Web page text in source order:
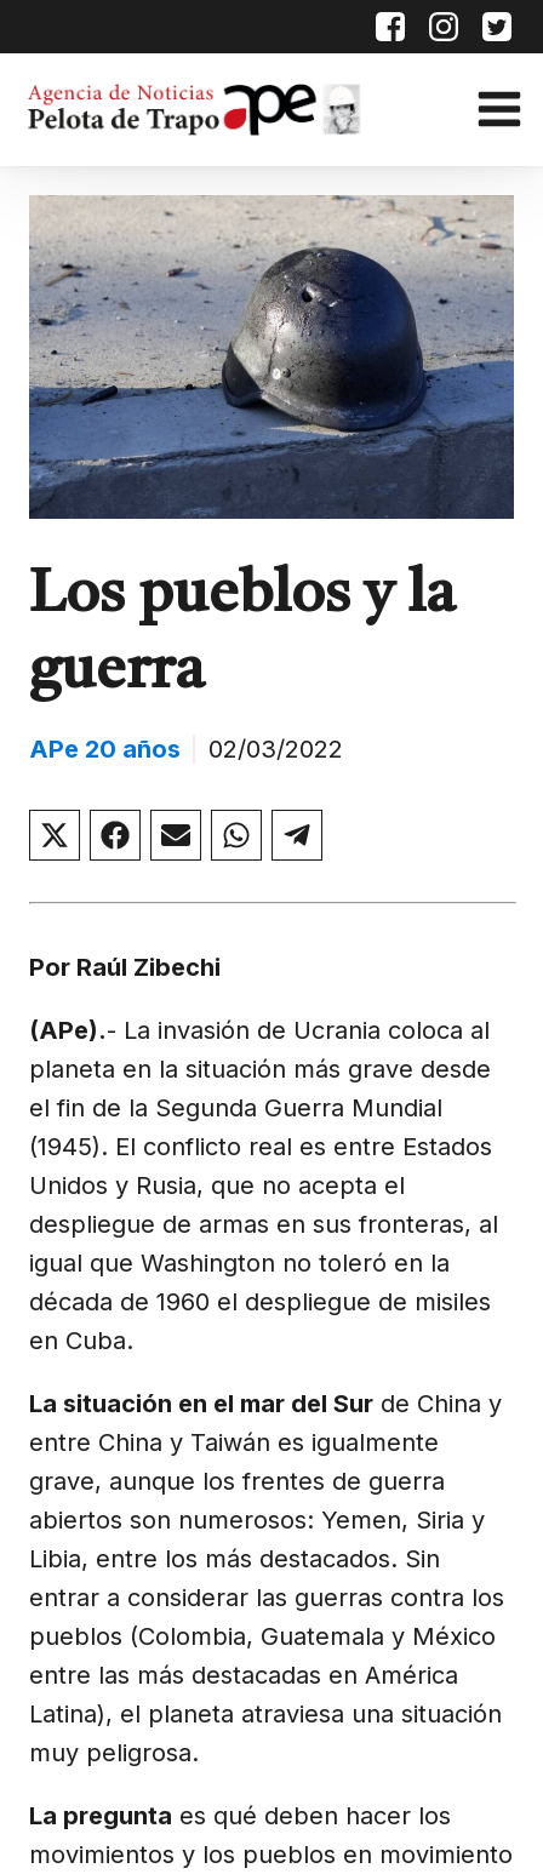
Los pueblos y la
guerra
APe 20 años 02/03/2022
Compartir
en
(Twitter)
Compartir
en
Compartir
en
Compartir
en
Compartir
en
Por Raúl Zibechi
(APe).- La invasión de Ucrania coloca al
planeta en la situación más grave desde
el fin de la Segunda Guerra Mundial
(1945). El conflicto real es entre Estados
Unidos y Rusia, que no acepta el
despliegue de armas en sus fronteras, al
igual que Washington no toleró en la
década de 1960 el despliegue de misiles
en Cuba.
La situación en el mar del Sur de China y
entre China y Taiwán es igualmente
grave, aunque los frentes de guerra
abiertos son numerosos: Yemen, Siria y
Libia, entre los más destacados. Sin
entrar a considerar las guerras contra los
pueblos (Colombia, Guatemala y México
entre las más destacadas en América
Latina), el planeta atraviesa una situación
muy peligrosa.
La pregunta es qué deben hacer los
movimientos y los pueblos en movimiento